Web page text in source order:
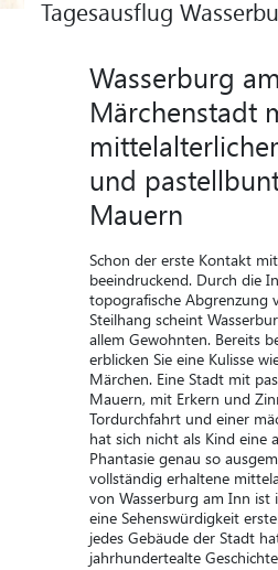
Tagesausflug
Wasserburg
Märchenstadt
und
Mauern
Schon der erste Kontakt
beeindruckend. Durch die
topografische Abgrenzung
Steilhang scheint
allem Gewohnten. Bereits
erblicken Sie eine Kulisse
Märchen. Eine Stadt mit
Mauern, mit Erkern und
Tordurchfahrt und einer
hat sich nicht als Kind eine
Phantasie genau so
vollständig erhaltene
von Wasserburg am Inn ist
eine Sehenswürdigkeit
jedes Gebäude der Stadt
jahrhundertealte